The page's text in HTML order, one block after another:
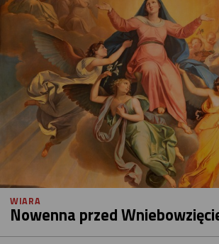
WIARA
Nowenna przed